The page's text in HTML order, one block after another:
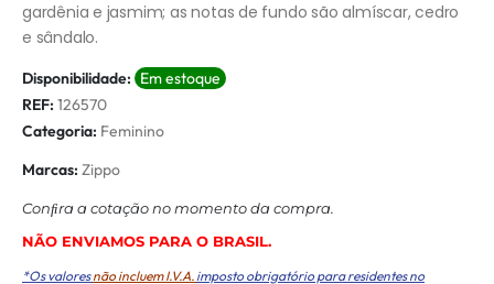
gardênia e jasmim; as notas de fundo são almíscar, cedro
e sândalo.
Disponibilidade: Em estoque
REF: 126570
Categoria: Feminino
Marcas: Zippo
Conﬁra a cotação no momento da compra.
NÃO ENVIAMOS PARA O BRASIL.
*Os valoresnão incluem I.V.A. imposto obrigatório para residentes no